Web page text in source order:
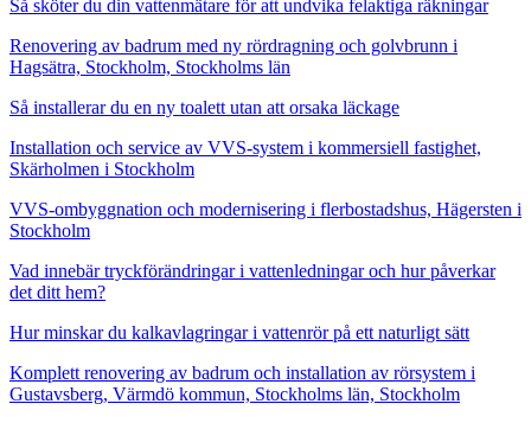
Så sköter du din vattenmätare för att undvika felaktiga räkningar
Renovering av badrum med ny rördragning och golvbrunn i
Hagsätra, Stockholm, Stockholms län
Så installerar du en ny toalett utan att orsaka läckage
Installation och service av VVS-system i kommersiell fastighet,
Skärholmen i Stockholm
VVS-ombyggnation och modernisering i flerbostadshus, Hägersten i
Stockholm
Vad innebär tryckförändringar i vattenledningar och hur påverkar
det ditt hem?
Hur minskar du kalkavlagringar i vattenrör på ett naturligt sätt
Komplett renovering av badrum och installation av rörsystem i
Gustavsberg, Värmdö kommun, Stockholms län, Stockholm